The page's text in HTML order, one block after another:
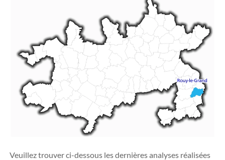
Veuillez trouver ci-dessous les dernières analyses réalisées